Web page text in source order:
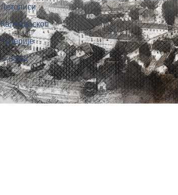
Летописи
Калеидоскоп
Галерије
О нама